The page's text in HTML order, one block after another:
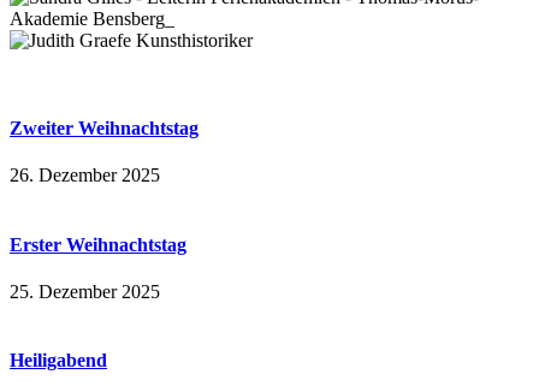
Zweiter Weihnachtstag
26. Dezember 2025
Erster Weihnachtstag
25. Dezember 2025
Heiligabend